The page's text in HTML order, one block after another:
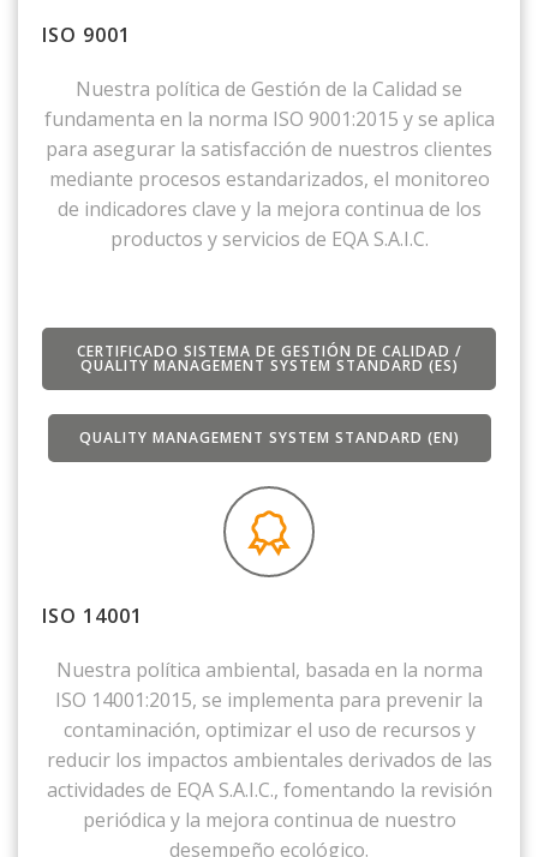
ISO 9001
Nuestra política de Gestión de la Calidad se
fundamenta en la norma ISO 9001:2015 y se aplica
para asegurar la satisfacción de nuestros clientes
mediante procesos estandarizados, el monitoreo
de indicadores clave y la mejora continua de los
productos y servicios de EQA S.A.I.C.
CERTIFICADO SISTEMA DE GESTIÓN DE CALIDAD /
QUALITY MANAGEMENT SYSTEM STANDARD (ES)
QUALITY MANAGEMENT SYSTEM STANDARD (EN)
ISO 14001
Nuestra política ambiental, basada en la norma
ISO 14001:2015, se implementa para prevenir la
contaminación, optimizar el uso de recursos y
reducir los impactos ambientales derivados de las
actividades de EQA S.A.I.C., fomentando la revisión
periódica y la mejora continua de nuestro
desempeño ecológico.